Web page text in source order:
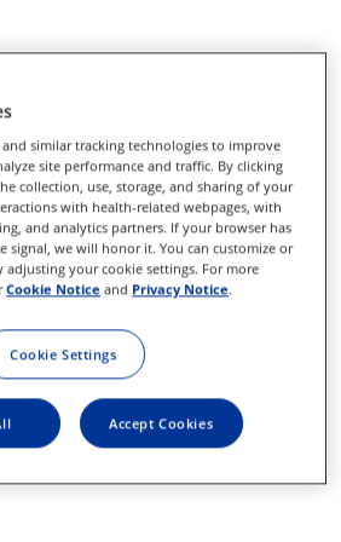
and similar tracking technologies to improve
site performance and traffic. By clicking
collection, use, storage, and sharing of your
with health-related webpages, with
and analytics partners. If your browser has
signal, we will honor it. You can customize or
your cookie settings. For more
Cookie Notice and Privacy Notice.
Cookie Settings
Accept Cookies